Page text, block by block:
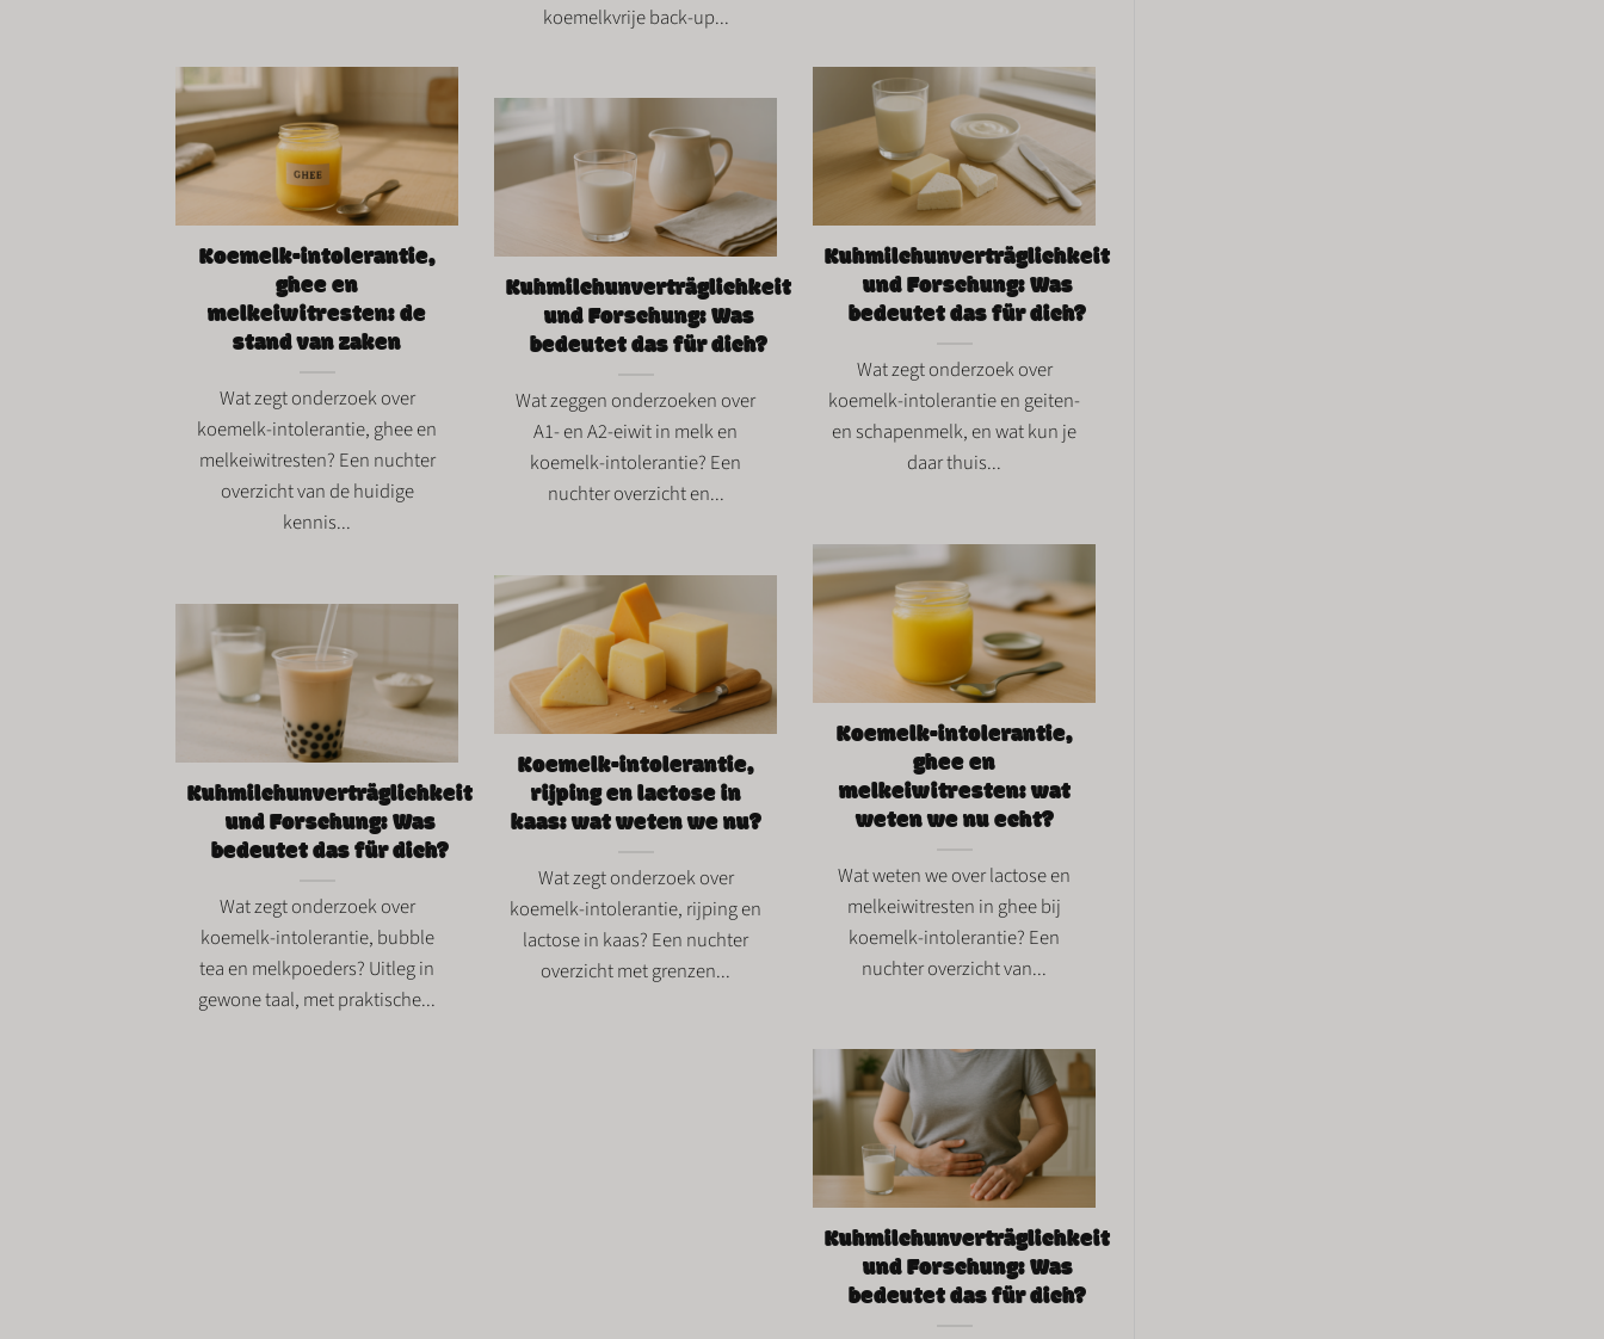
koemelkvrije back-up...
Koemelk-intolerantie,
ghee en
melkeiwitresten: de
stand van zaken
Wat zegt onderzoek over
koemelk-intolerantie, ghee en
melkeiwitresten? Een nuchter
overzicht van de huidige
kennis...
Kuhmilchunverträglichkeit
und Forschung: Was
bedeutet das für dich?
Wat zegt onderzoek over
koemelk-intolerantie en geiten-
en schapenmelk, en wat kun je
daar thuis...
Kuhmilchunverträglichkeit
und Forschung: Was
bedeutet das für dich?
Wat zeggen onderzoeken over
A1- en A2-eiwit in melk en
koemelk-intolerantie? Een
nuchter overzicht en...
Koemelk-intolerantie,
ghee en
melkeiwitresten: wat
weten we nu echt?
Wat weten we over lactose en
melkeiwitresten in ghee bij
koemelk-intolerantie? Een
nuchter overzicht van...
Koemelk-intolerantie,
rijping en lactose in
kaas: wat weten we nu?
Wat zegt onderzoek over
koemelk-intolerantie, rijping en
lactose in kaas? Een nuchter
overzicht met grenzen...
Kuhmilchunverträglichkeit
und Forschung: Was
bedeutet das für dich?
Wat zegt onderzoek over
koemelk-intolerantie, bubble
tea en melkpoeders? Uitleg in
gewone taal, met praktische...
Kuhmilchunverträglichkeit
und Forschung: Was
bedeutet das für dich?